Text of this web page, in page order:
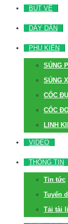
BÚT VẼ
DÂY DẪN
PHỤ KIỆN
SÚNG
SÚNG
CỐC
CỐC
LINH
VIDEO
THÔNG TIN
Tin tức
Tuyển
Tải tài